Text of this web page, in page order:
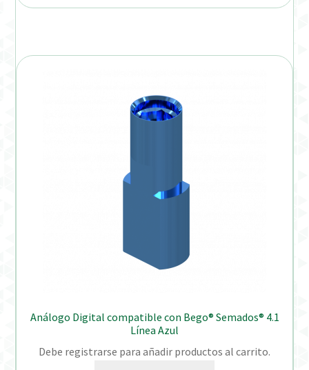
Análogo Digital compatible con Bego® Semados® 4.1
Línea Azul
Debe registrarse para añadir productos al carrito.